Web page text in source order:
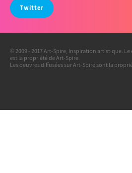
Twitter
© 2009 - 2017 Art-Spire, Inspiration artistique.
est la propriété de Art-Spire.
Les oeuvres diffusées sur Art-Spire sont la